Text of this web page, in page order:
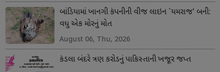
બાંડિયામાં ખાનગી કંપનીની વીજ લાઇન `યમરાજ' બની:
વધુ એક મોરનું મોત
August 06, Thu, 2026
કંડલા બંદરે ત્રણ કરોડનું પાકિસ્તાની ખજૂર જપ્ત